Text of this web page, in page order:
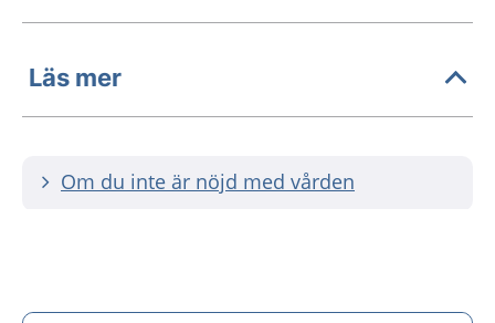
Läs mer
Om du inte är nöjd med vården